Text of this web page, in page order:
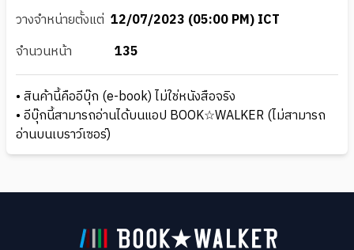
วางจำหน่ายตั้งแต่ 12/07/2023 (05:00 PM) ICT
จำนวนหน้า
135
• สินค้านี้คืออีบุ๊ก (e-book) ไม่ใช่หนังสือจริง
• อีบุ๊กนี้สามารถอ่านได้บนแอป BOOK☆WALKER (ไม่สามารถ
อ่านบนเบราว์เซอร์)